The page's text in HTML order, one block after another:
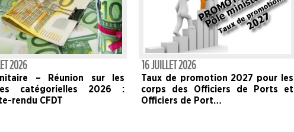
2026
– Réunion sur les
catégorielles 2026 :
rendu CFDT
16 JUILLET 2026
Taux de promotion 2027 pour les
corps des Officiers de Ports et
Officiers de Port…